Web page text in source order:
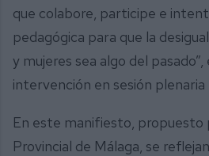
que colabore, participe e
pedagógica para que la
y mujeres sea algo del
intervención en sesión plenaria
En este manifiesto, propuesto
Provincial de Málaga, se